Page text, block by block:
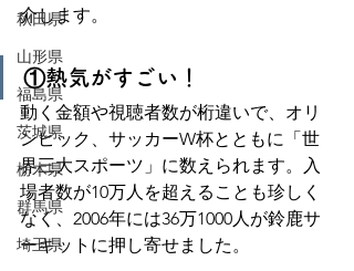
秋田県
山形県
福島県
茨城県
栃木県
群馬県
埼玉県
介します。
①熱気がすごい！
動く金額や視聴者数が桁違いで、オリ
ンピック、サッカーW杯とともに「世
界三大スポーツ」に数えられます。入
場者数が10万人を超えることも珍しく
なく、2006年には36万1000人が鈴鹿サ
ーキットに押し寄せました。